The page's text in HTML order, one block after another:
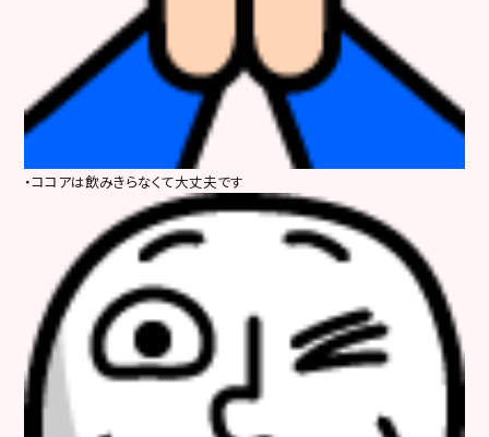
・ココアは飲みきらなくて大丈夫です